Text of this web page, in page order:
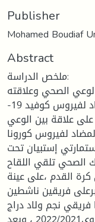
Publisher
Mohamed Boudiaf
Abstract
ملخص الدراسة:
الصحي وعلاقته
بالسلوك الصحي - تلقي اللقاح المضاد لفيروس كوفيد 19-
علاقة بين الوعي
لفيروس كورونا
إستبيان تحت
الصحي تلقي اللقاح
القدم ،على عينة
فريقين ناشطين
فريقي نجم ولاد دراج